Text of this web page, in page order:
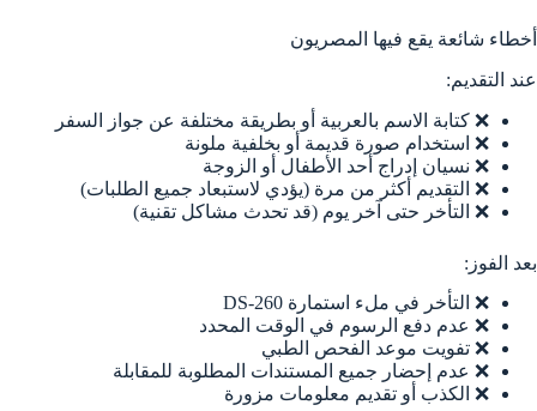
أخطاء شائعة يقع فيها المصريون
عند التقديم:
❌ كتابة الاسم بالعربية أو بطريقة مختلفة عن جواز السفر
❌ استخدام صورة قديمة أو بخلفية ملونة
❌ نسيان إدراج أحد الأطفال أو الزوجة
❌ التقديم أكثر من مرة (يؤدي لاستبعاد جميع الطلبات)
❌ التأخر حتى آخر يوم (قد تحدث مشاكل تقنية)
بعد الفوز:
❌ التأخر في ملء استمارة DS-260
❌ عدم دفع الرسوم في الوقت المحدد
❌ تفويت موعد الفحص الطبي
❌ عدم إحضار جميع المستندات المطلوبة للمقابلة
❌ الكذب أو تقديم معلومات مزورة